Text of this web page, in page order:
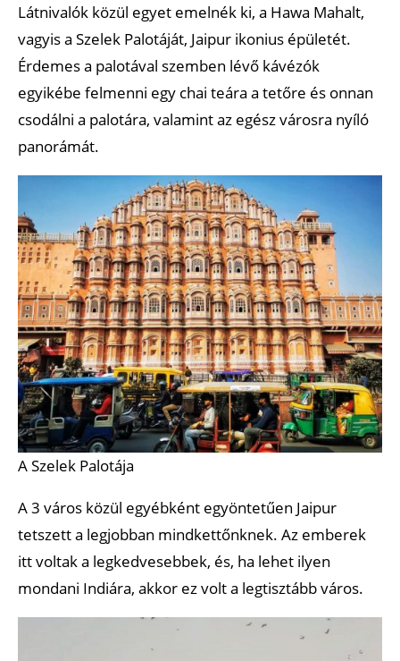
Látnivalók közül egyet emelnék ki, a Hawa Mahalt,
vagyis a Szelek Palotáját, Jaipur ikonius épületét.
Érdemes a palotával szemben lévő kávézók
egyikébe felmenni egy chai teára a tetőre és onnan
csodálni a palotára, valamint az egész városra nyíló
panorámát.
A Szelek Palotája
A 3 város közül egyébként egyöntetűen Jaipur
tetszett a legjobban mindkettőnknek. Az emberek
itt voltak a legkedvesebbek, és, ha lehet ilyen
mondani Indiára, akkor ez volt a legtisztább város.